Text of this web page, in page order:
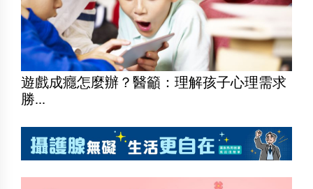
遊戲成癮怎麼辦？醫籲：理解孩子心理需求
勝...